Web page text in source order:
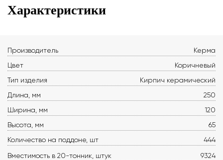
Характеристики
Производитель
Керма
Цвет
Коричневый
Тип изделия
Кирпич керамический
Длина, мм
250
Ширина, мм
120
Высота, мм
65
Количество на поддоне, шт
444
Вместимость в 20-тонник, штук
9324